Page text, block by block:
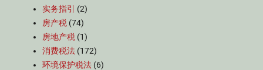
实务指引
(2)
房产税 (74)
房地产税 (1)
消费税法 (172)
环境保护税法 (6)